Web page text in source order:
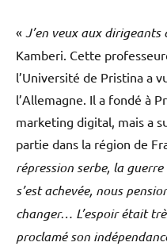
« J’en veux aux dirigeants
Kamberi. Cette
l’Université de Pristina a
l’Allemagne. Il a fondé à
marketing digital, mais a
partie dans la région de
répression serbe, la
s’est achevée, nous
changer… L’espoir était
proclamé son